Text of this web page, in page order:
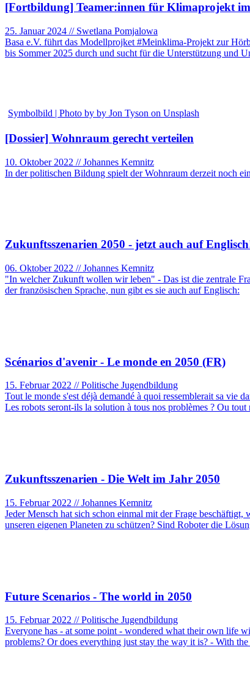
[Fortbildung] Teamer:innen für Klimaprojekt im
25. Januar 2024 // Swetlana Pomjalowa
Basa e.V. führt das Modellprojket #Meinklima-Projekt zur
bis Sommer 2025 durch und sucht für die Unterstützung und
Symbolbild | Photo by by Jon Tyson on Unsplash
[Dossier] Wohnraum gerecht verteilen
10. Oktober 2022 // Johannes Kemnitz
In der politischen Bildung spielt der Wohnraum derzeit noch
Zukunftsszenarien 2050 - jetzt auch auf
06. Oktober 2022 // Johannes Kemnitz
"In welcher Zukunft wollen wir leben" - Das ist die zentrale
der französischen Sprache, nun gibt es sie auch auf Englisch:
Scénarios d'avenir - Le monde en 2050 (FR)
15. Februar 2022 // Politische Jugendbildung
Tout le monde s'est déjà demandé à quoi ressemblerait sa vie
Les robots seront-ils la solution à tous nos problèmes ? Ou
Zukunftsszenarien - Die Welt im Jahr 2050
15. Februar 2022 // Johannes Kemnitz
Jeder Mensch hat sich schon einmal mit der Frage
unseren eigenen Planeten zu schützen? Sind Roboter die
Future Scenarios - The world in 2050
15. Februar 2022 // Politische Jugendbildung
Everyone has - at some point - wondered what their own life
problems? Or does everything just stay the way it is? - With